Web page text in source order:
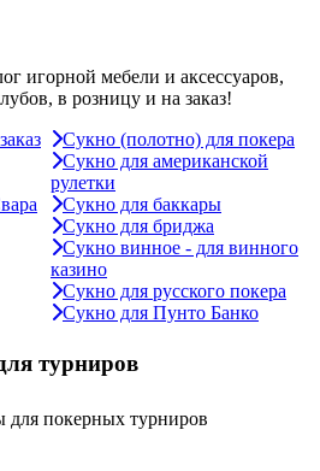
игорной мебели и аксессуаров,
в розницу и на заказ!
Сукно (полотно) для покера
Сукно для американской
рулетки
Сукно для баккары
Сукно для бриджа
Сукно винное - для винного
казино
Сукно для русского покера
Сукно для Пунто Банко
турниров
для покерных турниров